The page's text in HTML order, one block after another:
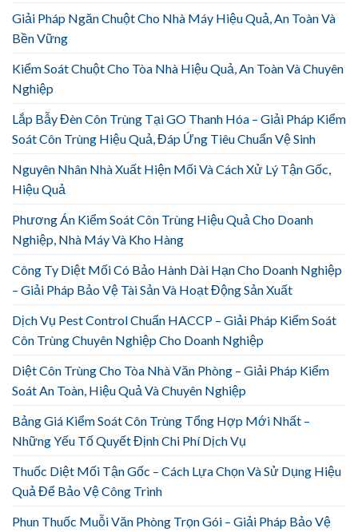
Giải Pháp Ngăn Chuột Cho Nhà Máy Hiệu Quả, An Toàn Và
Bền Vững
Kiểm Soát Chuột Cho Tòa Nhà Hiệu Quả, An Toàn Và Chuyên
Nghiệp
Lắp Bẫy Đèn Côn Trùng Tại GO Thanh Hóa – Giải Pháp Kiểm
Soát Côn Trùng Hiệu Quả, Đáp Ứng Tiêu Chuẩn Vệ Sinh
Nguyên Nhân Nhà Xuất Hiện Mối Và Cách Xử Lý Tận Gốc,
Hiệu Quả
Phương Án Kiểm Soát Côn Trùng Hiệu Quả Cho Doanh
Nghiệp, Nhà Máy Và Kho Hàng
Công Ty Diệt Mối Có Bảo Hành Dài Hạn Cho Doanh Nghiệp
– Giải Pháp Bảo Vệ Tài Sản Và Hoạt Động Sản Xuất
Dịch Vụ Pest Control Chuẩn HACCP – Giải Pháp Kiểm Soát
Côn Trùng Chuyên Nghiệp Cho Doanh Nghiệp
Diệt Côn Trùng Cho Tòa Nhà Văn Phòng – Giải Pháp Kiểm
Soát An Toàn, Hiệu Quả Và Chuyên Nghiệp
Bảng Giá Kiểm Soát Côn Trùng Tổng Hợp Mới Nhất –
Những Yếu Tố Quyết Định Chi Phí Dịch Vụ
Thuốc Diệt Mối Tận Gốc – Cách Lựa Chọn Và Sử Dụng Hiệu
Quả Để Bảo Vệ Công Trình
Phun Thuốc Muỗi Văn Phòng Trọn Gói – Giải Pháp Bảo Vệ